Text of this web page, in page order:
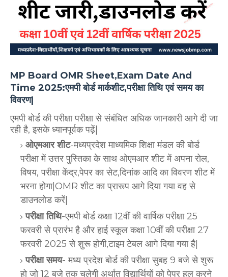
MP Board OMR Sheet,Exam Date And
Time 2025:एमपी बोर्ड मार्कशीट,परीक्षा तिथि एवं समय का
विवरण|
एमपी बोर्ड की परीक्षा परीक्षा से संबंधित अधिक जानकारी आगे दी जा
रही है, इसके ध्यानपूर्वक पढ़ें|
ओएमआर शीट-मध्यप्रदेश माध्यमिक शिक्षा मंडल की बोर्ड
परीक्षा में उत्तर पुस्तिका के साथ ओएमआर शीट में अपना रोल,
विषय, परीक्षा केंद्र,पेपर का सेट,दिनांक आदि का विवरण शीट में
भरना होगा|OMR शीट का प्रारूप आगे दिया गया वह से
डाउनलोड करें|
परीक्षा तिथि-एमपी बोर्ड कक्षा 12वीं की वार्षिक परीक्षा 25
फरवरी से प्रारंभ है और हाई स्कूल कक्षा 10वीं की परीक्षा 27
फरवरी 2025 से शुरू होगी,टाइम टेबल आगे दिया गया है|
परीक्षा समय- मध्य प्रदेश बोर्ड की परीक्षा सुबह 9 बजे से शुरू
हो जो 12 बजे तक चलेगी अर्थात विद्यार्थियों को पेपर हल करने